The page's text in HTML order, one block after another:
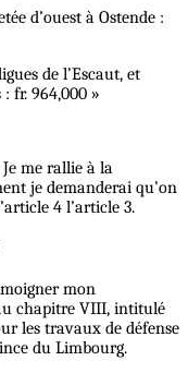
d’ouest à Ostende :
de l’Escaut, et
fr. 964,000 »
me rallie à la
je demanderai qu’on
4 l’article 3.
mon
chapitre VIII, intitulé
les travaux de défense
du Limbourg.